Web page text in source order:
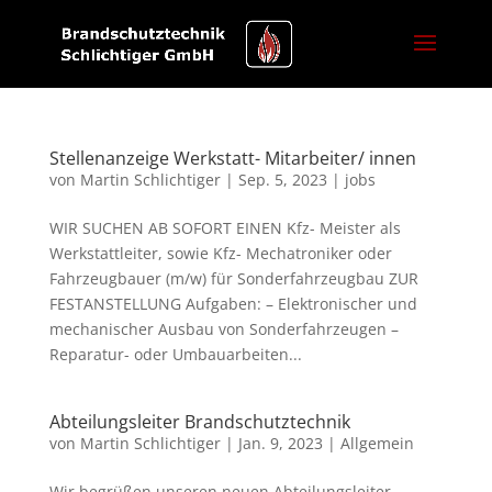
Stellenanzeige Werkstatt- Mitarbeiter/ innen
von Martin Schlichtiger| Sep. 5, 2023 | jobs
WIR SUCHEN AB SOFORT EINEN Kfz- Meister als
Werkstattleiter, sowie Kfz- Mechatroniker oder
Fahrzeugbauer (m/w) für Sonderfahrzeugbau ZUR
FESTANSTELLUNG Aufgaben: – Elektronischer und
mechanischer Ausbau von Sonderfahrzeugen –
Reparatur- oder Umbauarbeiten...
Abteilungsleiter Brandschutztechnik
von Martin Schlichtiger| Jan. 9, 2023 | Allgemein